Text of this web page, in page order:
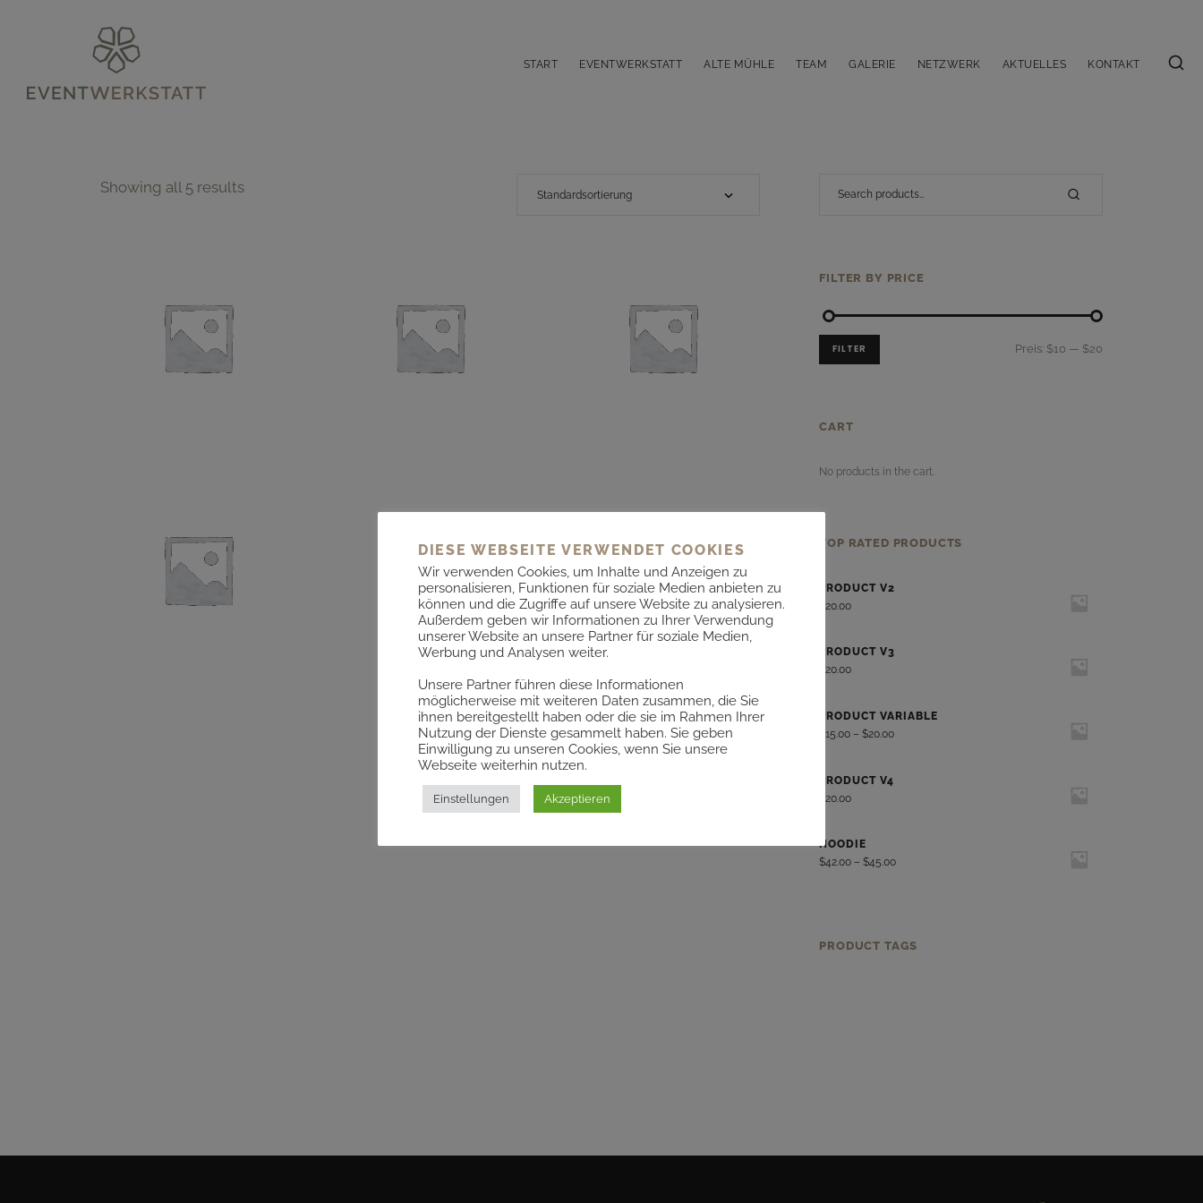
START EVENTWERKSTATT ALTE MÜHLE TEAM GALERIE NETZWERK AKTUELLES KONTAKT
Showing all 5 results
$20.00
FILTER BY PRICE
FILTER Preis: $10 — $20
CART
No products in the cart.
TOP RATED PRODUCTS
PRODUCT V2
20.00
PRODUCT V3
$20.00
PRODUCT VARIABLE
$15.00 –$20.00
PRODUCT V4
20.00
HOODIE
$42.00 –$45.00
PRODUCT TAGS
DIESE WEBSEITE VERWENDET COOKIES
Wir verwenden Cookies, um Inhalte und Anzeigen zu
personalisieren, Funktionen für soziale Medien anbieten zu
können und die Zugriffe auf unsere Website zu analysieren.
Außerdem geben wir Informationen zu Ihrer Verwendung
unserer Website an unsere Partner für soziale Medien,
Werbung und Analysen weiter.
Unsere Partner führen diese Informationen
möglicherweise mit weiteren Daten zusammen, die Sie
ihnen bereitgestellt haben oder die sie im Rahmen Ihrer
Nutzung der Dienste gesammelt haben. Sie geben
Einwilligung zu unseren Cookies, wenn Sie unsere
Webseite weiterhin nutzen.
Einstellungen Akzeptieren